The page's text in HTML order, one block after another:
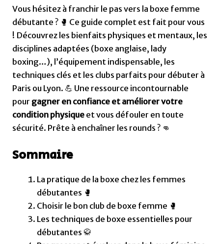
Vous hésitez à franchir le pas vers la boxe femme
débutante ? 🥊 Ce guide complet est fait pour vous
! Découvrez les bienfaits physiques et mentaux, les
disciplines adaptées (boxe anglaise, lady
boxing…), l’équipement indispensable, les
techniques clés et les clubs parfaits pour débuter à
Paris ou Lyon. 💪 Une ressource incontournable
pour gagner en confiance et améliorer votre
condition physique et vous défouler en toute
sécurité. Prête à enchaîner les rounds ? 👊
Sommaire
La pratique de la boxe chez les femmes
débutantes 🥊
Choisir le bon club de boxe femme 🥊
Les techniques de boxe essentielles pour
débutantes 🥋